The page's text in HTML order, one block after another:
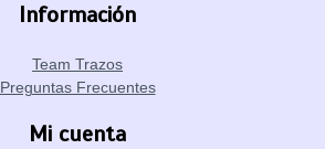
Información
Team Trazos
Preguntas Frecuentes
Mi cuenta